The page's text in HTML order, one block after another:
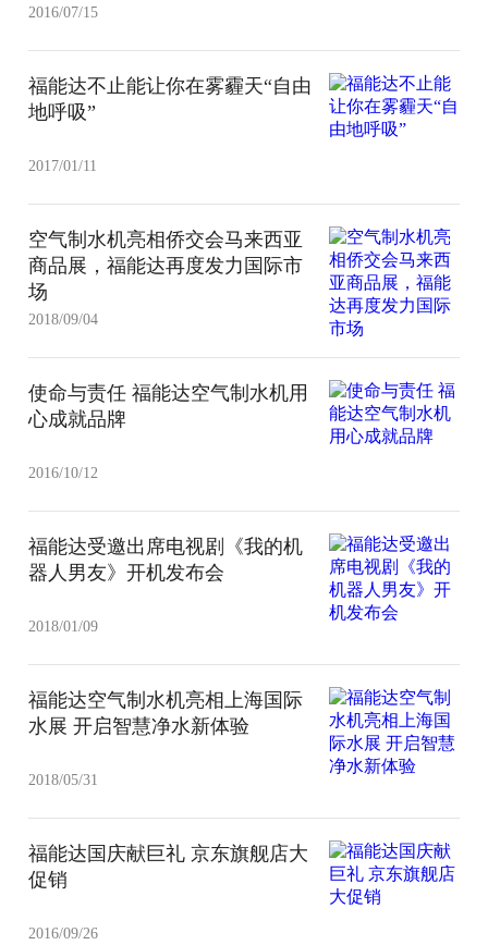
2016/07/15
福能达不止能让你在雾霾天“自由
地呼吸”
2017/01/11
空气制水机亮相侨交会马来西亚
商品展，福能达再度发力国际市
场
2018/09/04
使命与责任 福能达空气制水机用
心成就品牌
2016/10/12
福能达受邀出席电视剧《我的机
器人男友》开机发布会
2018/01/09
福能达空气制水机亮相上海国际
水展 开启智慧净水新体验
2018/05/31
福能达国庆献巨礼 京东旗舰店大
促销
2016/09/26